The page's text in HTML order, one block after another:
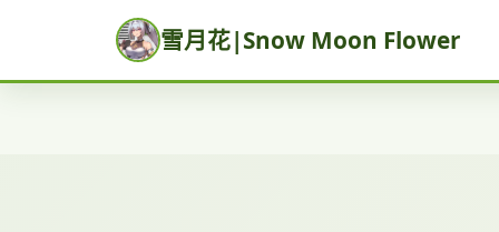
雪月花|Snow Moon Flower